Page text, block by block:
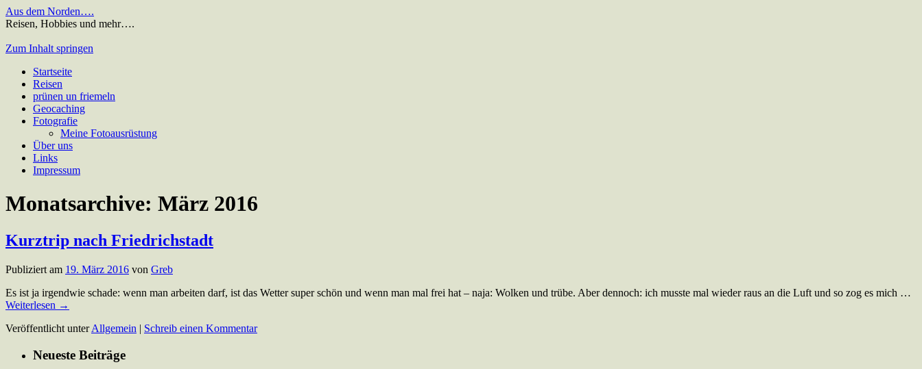
Aus dem Norden….
Reisen, Hobbies und mehr….
Zum Inhalt springen
Startseite
Reisen
prünen un friemeln
Geocaching
Fotografie
Meine Fotoausrüstung
Über uns
Links
Impressum
Monatsarchive: März 2016
Kurztrip nach Friedrichstadt
Publiziert am 19. März 2016 von Greb
Es ist ja irgendwie schade: wenn man arbeiten darf, ist das Wetter super schön und wenn man mal frei hat – naja: Wolken und trübe. Aber dennoch: ich musste mal wieder raus an die Luft und so zog es mich …
Weiterlesen →
Veröffentlicht unter Allgemein | Schreib einen Kommentar
Neueste Beiträge